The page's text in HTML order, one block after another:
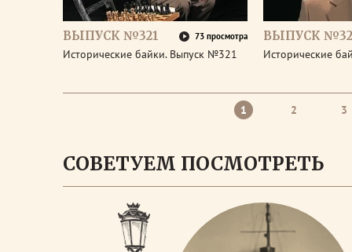
ВЫПУСК №321 73 просмотра
Исторические байки. Выпуск №321
ВЫПУСК
Исторические
1 2 3
СОВЕТУЕМ ПОСМОТРЕТЬ